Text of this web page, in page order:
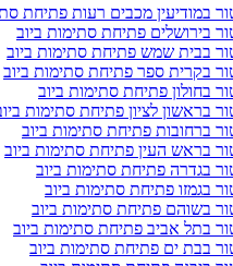
מכבים רעות פתיחת סתימות ביוב
פתיחת סתימות ביוב
פתיחת סתימות ביוב
ספר פתיחת סתימות ביוב
פתיחת סתימות ביוב
לציון פתיחת סתימות ביוב
פתיחת סתימות ביוב
פתיחת סתימות ביוב
פתיחת סתימות ביוב
סתימות ביוב
פתיחת סתימות ביוב
פתיחת סתימות ביוב
פתיחת סתימות ביוב